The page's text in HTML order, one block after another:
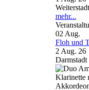
Weiterstadt
mehr...
02 Aug.
Floh und
2 Aug. 26
Darmstadt